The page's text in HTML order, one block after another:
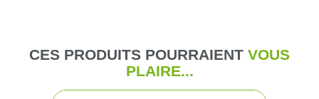
CES PRODUITS POURRAIENT VOUS
PLAIRE...